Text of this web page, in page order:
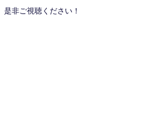
是非ご視聴ください！